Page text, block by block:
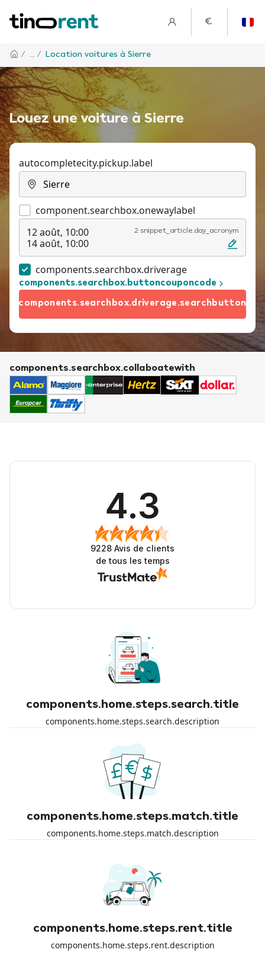
€
/ ... / Location voitures à Sierre
Louez une voiture à Sierre
autocompletecity.pickup.label
component.searchbox.onewaylabel
12 août, 10:00
14 août, 10:00
2 snippet_article.day_acronym
components.searchbox.driverage
components.searchbox.buttoncouponcode
components.searchbox.driverage.searchbutton
components.searchbox.collaboatewith
4.3
9228 Avis de clients
de tous les temps
components.home.steps.search.title
components.home.steps.search.description
components.home.steps.match.title
components.home.steps.match.description
components.home.steps.rent.title
components.home.steps.rent.description